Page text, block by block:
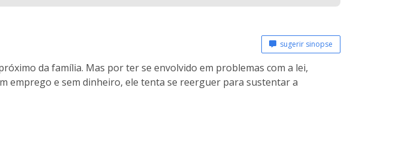
sugerir sinopse
da família. Mas por ter se envolvido em problemas com a lei,
emprego e sem dinheiro, ele tenta se reerguer para sustentar a